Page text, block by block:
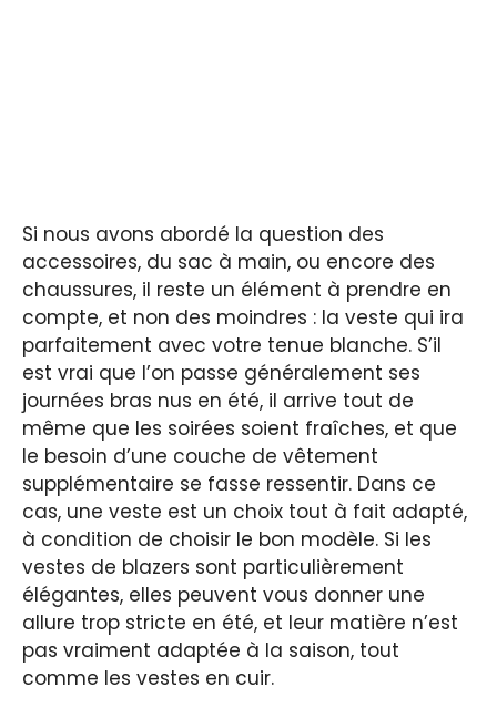
Si nous avons abordé la question des
accessoires, du sac à main, ou encore des
chaussures, il reste un élément à prendre en
compte, et non des moindres : la veste qui ira
parfaitement avec votre tenue blanche. S’il
est vrai que l’on passe généralement ses
journées bras nus en été, il arrive tout de
même que les soirées soient fraîches, et que
le besoin d’une couche de vêtement
supplémentaire se fasse ressentir. Dans ce
cas, une veste est un choix tout à fait adapté,
à condition de choisir le bon modèle. Si les
vestes de blazers sont particulièrement
élégantes, elles peuvent vous donner une
allure trop stricte en été, et leur matière n’est
pas vraiment adaptée à la saison, tout
comme les vestes en cuir.